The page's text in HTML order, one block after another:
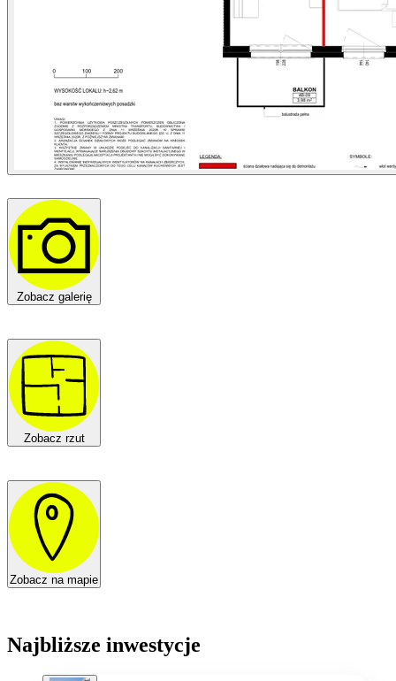
Zobacz galerię
Zobacz rzut
Zobacz na mapie
Najbliższe inwestycje